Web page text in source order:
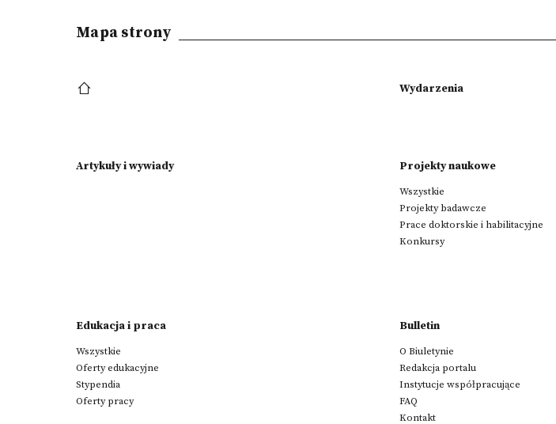
Mapa strony
Wydarzenia
Artykuły i wywiady Projekty naukowe
Wszystkie
Projekty badawcze
Prace doktorskie i habilitacyjne
Konkursy
Edukacja i praca
Wszystkie
Oferty edukacyjne
Stypendia
Oferty pracy
Bulletin
O Biuletynie
Redakcja portalu
Instytucje współpracujące
FAQ
Kontakt